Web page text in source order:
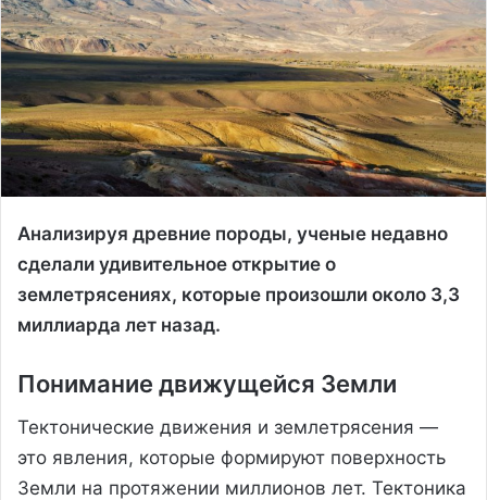
Анализируя древние породы, ученые недавно
сделали удивительное открытие о
землетрясениях, которые произошли около 3,3
миллиарда лет назад.
Понимание движущейся Земли
Тектонические движения и землетрясения —
это явления, которые формируют поверхность
Земли на протяжении миллионов лет. Тектоника